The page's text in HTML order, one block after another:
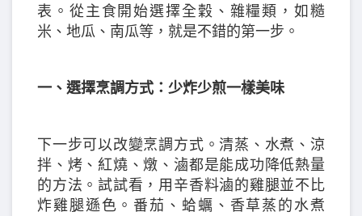
表。從主食開始選擇全穀、雜糧類，如糙
米、地瓜、南瓜等，就是不錯的第一步。
一、選擇烹調方式：少炸少煎一樣美味
下一步可以改變烹調方式。清蒸、水煮、涼
拌、烤、紅燒、燉、滷都是能成功降低熱量
的方法。試試看，用辛香料滷的雞腿並不比
炸雞腿遜色。番茄、蛤蠣、香草蒸的水煮